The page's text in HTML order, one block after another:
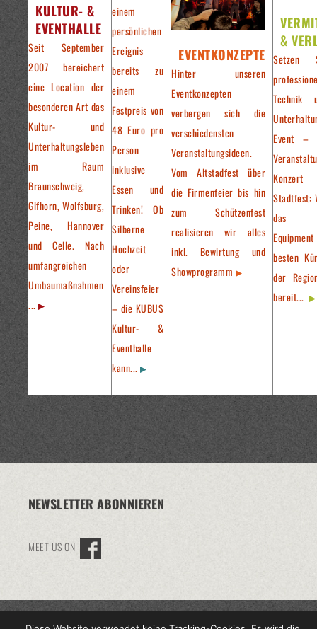
KULTUR- &
EVENTHALLE
Seit September
2007 bereichert
eine Location der
besonderen Art das
Kultur- und
Unterhaltungsleben
im Raum
Braunschweig,
Gifhorn, Wolfsburg,
Peine, Hannover
und Celle. Nach
umfangreichen
Umbaumaßnahmen
...
einem
persönlichen
Ereignis
bereits zu
einem
Festpreis von
48 Euro pro
Person
inklusive
Essen und
Trinken! Ob
Silberne
Hochzeit
oder
Vereinsfeier
– die KUBUS
Kultur- &
Eventhalle
kann...
EVENTKONZEPTE
Hinter unseren
Eventkonzepten
verbergen sich die
verschiedensten
Veranstaltungsideen.
Vom Altstadfest über
die Firmenfeier bis hin
zum Schützenfest
realisieren wir alles
inkl. Bewirtung und
Showprogramm
&
Setzen
Technik
Event –
Stadtfest:
das
besten
der
bereit...
NEWSLETTER ABONNIEREN
MEET US ON
© 2016 KUBE-EVENTS.DE